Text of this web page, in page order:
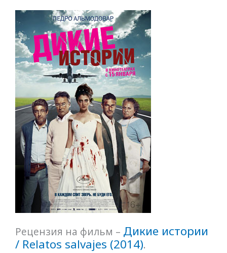
Рецензия на фильм – Дикие истории
/ Relatos salvajes (2014).